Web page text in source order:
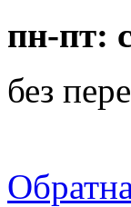
пн-пт:
без